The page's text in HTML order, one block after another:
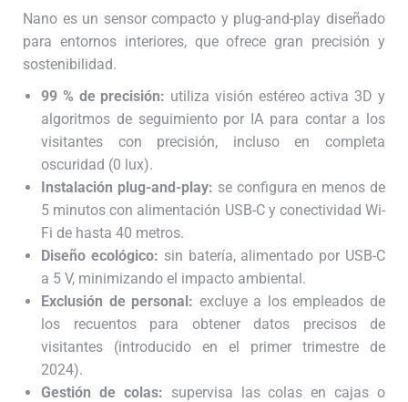
Nano es un sensor compacto y plug-and-play diseñado
para entornos interiores, que ofrece gran precisión y
sostenibilidad.
99 % de precisión: utiliza visión estéreo activa 3D y
algoritmos de seguimiento por IA para contar a los
visitantes con precisión, incluso en completa
oscuridad (0 lux).
Instalación plug-and-play: se configura en menos de
5 minutos con alimentación USB-C y conectividad Wi-
Fi de hasta 40 metros.
Diseño ecológico: sin batería, alimentado por USB-C
a 5 V, minimizando el impacto ambiental.
Exclusión de personal: excluye a los empleados de
los recuentos para obtener datos precisos de
visitantes (introducido en el primer trimestre de
2024).
Gestión de colas: supervisa las colas en cajas o